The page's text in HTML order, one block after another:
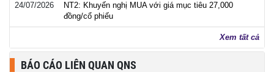
24/07/2026
NT2: Khuyến nghị MUA với giá mục tiêu 27,000
đồng/cổ phiếu
Xem tất cả
BÁO CÁO LIÊN QUAN QNS